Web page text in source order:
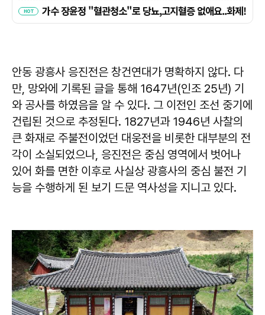
안동 광흥사 응진전은 창건연대가 명확하지 않다. 다
만, 망와에 기록된 글을 통해 1647년(인조 25년) 기
와 공사를 하였음을 알 수 있다. 그 이전인 조선 중기에
건립된 것으로 추정된다. 1827년과 1946년 사찰의
큰 화재로 주불전이었던 대웅전을 비롯한 대부분의 전
각이 소실되었으나, 응진전은 중심 영역에서 벗어나
있어 화를 면한 이후로 사실상 광흥사의 중심 불전 기
능을 수행하게 된 보기 드문 역사성을 지니고 있다.